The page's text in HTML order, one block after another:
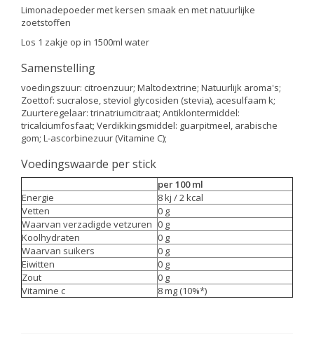
Limonadepoeder met kersen smaak en met natuurlijke
zoetstoffen
Los 1 zakje op in 1500ml water
Samenstelling
voedingszuur: citroenzuur; Maltodextrine; Natuurlijk aroma's;
Zoettof: sucralose, steviol glycosiden (stevia), acesulfaam k;
Zuurteregelaar: trinatriumcitraat; Antiklontermiddel:
tricalciumfosfaat; Verdikkingsmiddel: guarpitmeel, arabische
gom; L-ascorbinezuur (Vitamine C);
Voedingswaarde per stick
per 100 ml
Energie
8 kj / 2 kcal
Vetten
0 g
Waarvan verzadigde vetzuren 0 g
Koolhydraten
0 g
Waarvan suikers
0 g
Eiwitten
0 g
Zout
0 g
Vitamine c
8 mg (10%*)